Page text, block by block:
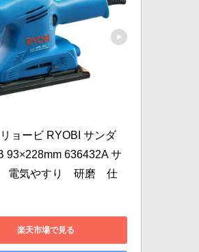
ョービ RYOBI サンダ
93×228mm 636432A サ
電気やすり　研磨　仕
楽天市場で見る